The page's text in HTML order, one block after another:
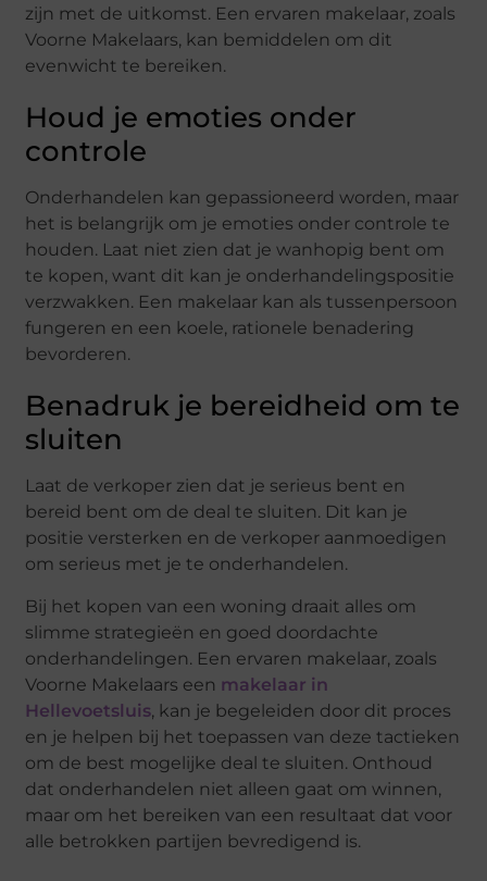
zijn met de uitkomst. Een ervaren makelaar, zoals
Voorne Makelaars, kan bemiddelen om dit
evenwicht te bereiken.
Houd je emoties onder
controle
Onderhandelen kan gepassioneerd worden, maar
het is belangrijk om je emoties onder controle te
houden. Laat niet zien dat je wanhopig bent om
te kopen, want dit kan je onderhandelingspositie
verzwakken. Een makelaar kan als tussenpersoon
fungeren en een koele, rationele benadering
bevorderen.
Benadruk je bereidheid om te
sluiten
Laat de verkoper zien dat je serieus bent en
bereid bent om de deal te sluiten. Dit kan je
positie versterken en de verkoper aanmoedigen
om serieus met je te onderhandelen.
Bij het kopen van een woning draait alles om
slimme strategieën en goed doordachte
onderhandelingen. Een ervaren makelaar, zoals
Voorne Makelaars een makelaar in
Hellevoetsluis, kan je begeleiden door dit proces
en je helpen bij het toepassen van deze tactieken
om de best mogelijke deal te sluiten. Onthoud
dat onderhandelen niet alleen gaat om winnen,
maar om het bereiken van een resultaat dat voor
alle betrokken partijen bevredigend is.